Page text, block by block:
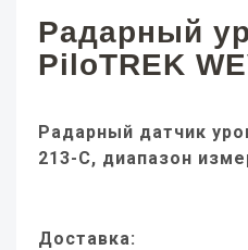
Радарный
PiloTREK
Радарный датчик
213-C, диапазон
Доставка: